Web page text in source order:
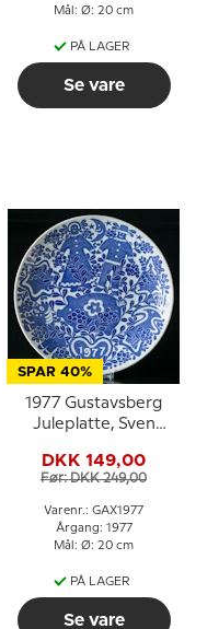
Mål: Ø: 20 cm
PÅ LAGER
Se vare
SPAR 40%
1977 Gustavsberg
Juleplatte, Sven
DKK 149,00
Før: DKK 249,00
Varenr.: GAX1977
Årgang: 1977
Mål: Ø: 20 cm
PÅ LAGER
Se vare